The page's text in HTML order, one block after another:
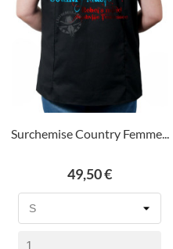
Surchemise Country Femme...
Prix
49,50 €